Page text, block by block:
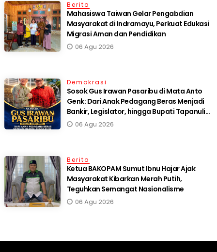
Berita
Mahasiswa Taiwan Gelar Pengabdian
Masyarakat di Indramayu, Perkuat Edukasi
Migrasi Aman dan Pendidikan
06 Agu 2026
Demokrasi
Sosok Gus Irawan Pasaribu di Mata Anto
Genk: Dari Anak Pedagang Beras Menjadi
Bankir, Legislator, hingga Bupati Tapanuli
Selatan
06 Agu 2026
Berita
Ketua BAKOPAM Sumut Ibnu Hajar Ajak
Masyarakat Kibarkan Merah Putih,
Teguhkan Semangat Nasionalisme
06 Agu 2026